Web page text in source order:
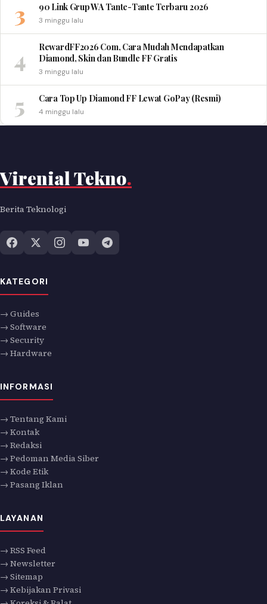
3 90 Link Grup WA Tante-Tante Terbaru 2026
3 minggu lalu
4
RewardFF2026 Com, Cara Mudah Mendapatkan
Diamond, Skin dan Bundle FF Gratis
3 minggu lalu
5 Cara Top Up Diamond FF Lewat GoPay (Resmi)
4 minggu lalu
Virenial Tekno.
Berita Teknologi
KATEGORI
→ Guides
→ Software
→ Security
→ Hardware
INFORMASI
→ Tentang Kami
→ Kontak
→ Redaksi
→ Pedoman Media Siber
→ Kode Etik
→ Pasang Iklan
LAYANAN
→ RSS Feed
→ Newsletter
→ Sitemap
→ Kebijakan Privasi